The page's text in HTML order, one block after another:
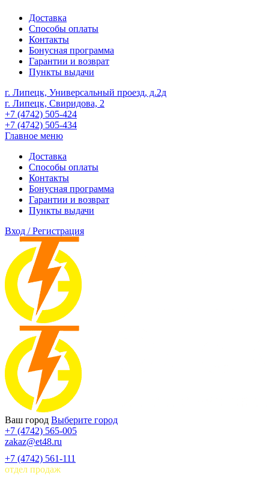
Доставка
Способы оплаты
Контакты
Бонусная программа
Гарантии и возврат
Пункты выдачи
г. Липецк, Универсальный проезд, д.2д
г. Липецк, Свиридова, 2
+7 (4742) 505-424
+7 (4742) 505-434
Главное меню
Доставка
Способы оплаты
Контакты
Бонусная программа
Гарантии и возврат
Пункты выдачи
Вход / Регистрация
Ваш город Выберите город
+7 (4742) 565-005
zakaz@et48.ru
+7 (4742) 561-111
отдел продаж